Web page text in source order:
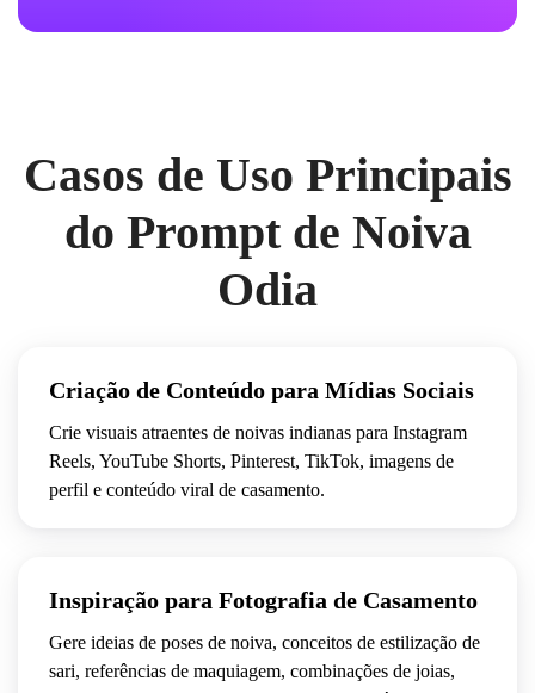
Casos de Uso Principais
do Prompt de Noiva
Odia
Criação de Conteúdo para Mídias Sociais
Crie visuais atraentes de noivas indianas para Instagram
Reels, YouTube Shorts, Pinterest, TikTok, imagens de
perfil e conteúdo viral de casamento.
Inspiração para Fotografia de Casamento
Gere ideias de poses de noiva, conceitos de estilização de
sari, referências de maquiagem, combinações de joias,